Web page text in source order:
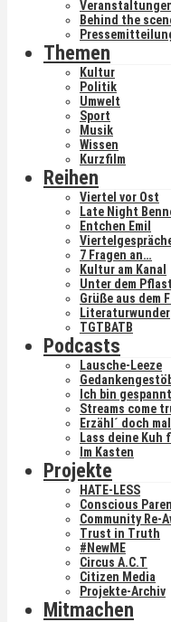
Behind the
Themen
Kultur
Politik
Umwelt
Sport
Musik
Wissen
Kurzfilm
Reihen
Viertel vor Ost
Late Night
Entchen Emil
7 Fragen an…
Kultur am Kanal
Unter dem
Grüße aus dem
Literaturwunder
TGTBATB
Podcasts
Lausche-Leeze
Ich bin gespannt
Streams come
Erzähl´ doch mal
Lass deine Kuh
Im Kasten
Projekte
HATE-LESS
Conscious
Community Re-
Trust in Truth
#NewME
Circus A.C.T
Citizen Media
Projekte-Archiv
Mitmachen